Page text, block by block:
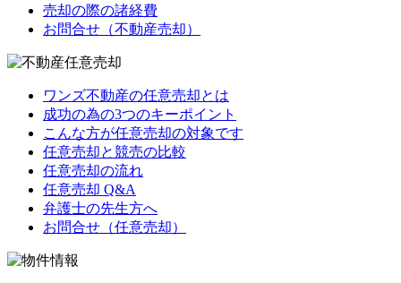
売却の際の諸経費
お問合せ（不動産売却）
ワンズ不動産の任意売却とは
成功の為の3つのキーポイント
こんな方が任意売却の対象です
任意売却と競売の比較
任意売却の流れ
任意売却 Q&A
弁護士の先生方へ
お問合せ（任意売却）